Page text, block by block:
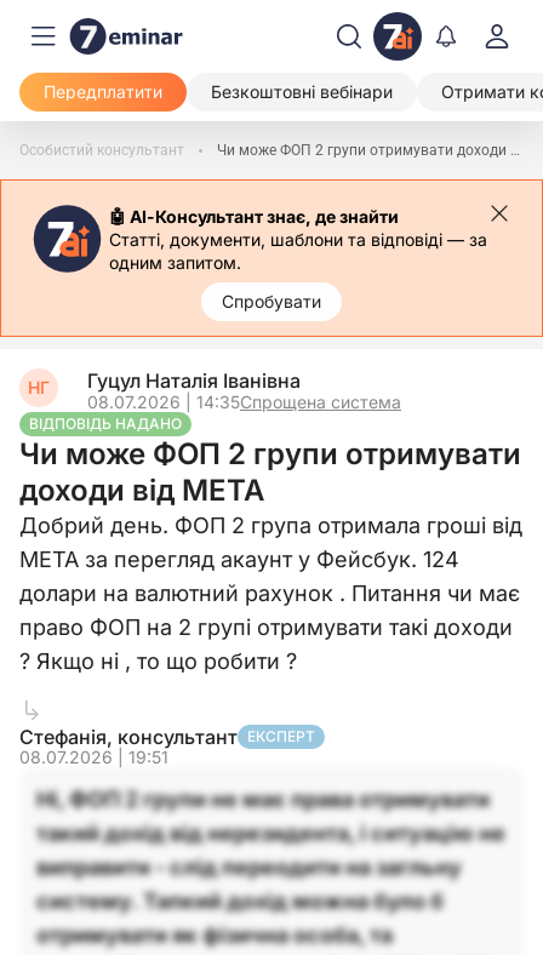
Передплатити Безкоштовні вебінари Отримати
Особистий консультант Чи може ФОП 2 групи отримувати доходи від МЕТА
🤖 АІ-Консультант знає, де знайти
Статті, документи, шаблони та відповіді — за
одним запитом.
Спробувати
НГ Гуцул Наталія Іванівна
08.07.2026 | 14:35Спрощена система
ВІДПОВІДЬ НАДАНО
Чи може ФОП 2 групи отримувати
доходи від МЕТА
Добрий день. ФОП 2 група отримала гроші від
МЕТА за перегляд акаунт у Фейсбук. 124
долари на валютний рахунок . Питання чи має
право ФОП на 2 групі отримувати такі доходи
? Якщо ні , то що робити ?
Стефанія, консультант ЕКСПЕРТ
08.07.2026 | 19:51
Ні, ФОП 2 групи не має права отримувати
такий дохід від нерезидента, і ситуацію не
виправити - слід переодити на загльну
систему. Тапкий дохід можна було б
отримувати як фізична особа, та